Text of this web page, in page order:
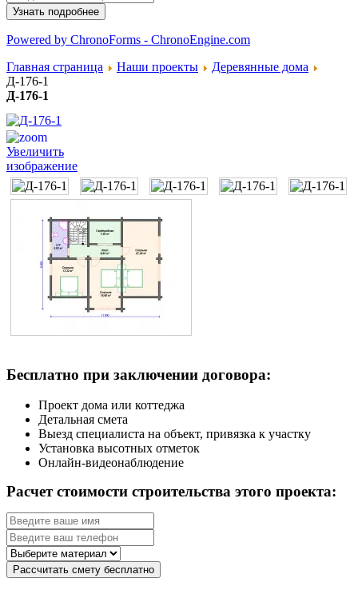
Powered by ChronoForms - ChronoEngine.com
Главная страница
Наши проекты
Деревянные дома
Д-176-1
Д-176-1
Увеличить
изображение
Бесплатно при заключении договора:
Проект дома или коттеджа
Детальная смета
Выезд специалиста на объект, привязка к участку
Установка высотных отметок
Онлайн-видеонаблюдение
Расчет стоимости строительства этого проекта: